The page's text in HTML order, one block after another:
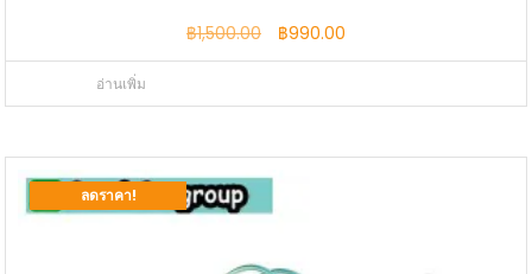
฿1,500.00
Original
price
฿990.00
price
อ่านเพิ่ม
ลดราคา!